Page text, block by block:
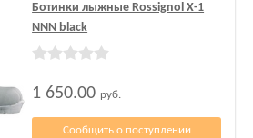
Ботинки лыжные Rossignol X-1
NNN black
1 650.00 руб.
Сообщить о поступлении